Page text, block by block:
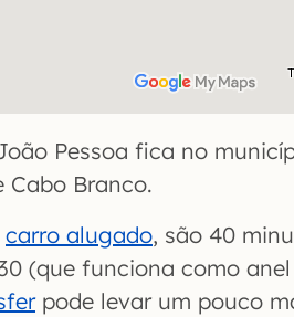
Pessoa fica no
Cabo Branco.
carro alugado, são 40
(que funciona como
pode levar um pouco